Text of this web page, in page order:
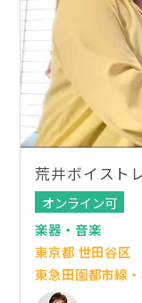
荒井ボイスト
オンライン可
楽器・音楽
東京都 世田谷区
東急田園都市線